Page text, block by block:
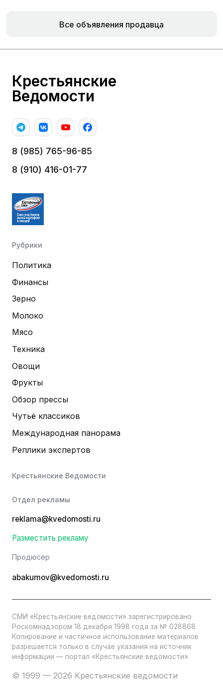
Все объявления продавца
Крестьянские
Ведомости
8 (985) 765-96-85
8 (910) 416-01-77
Рубрики
Политика
Финансы
Зерно
Молоко
Мясо
Техника
Овощи
Фрукты
Обзор прессы
Чутьё классиков
Международная панорама
Реплики экспертов
Крестьянские Ведомости
Отдел рекламы
reklama@kvedomosti.ru
Разместить рекламу
Продюсер
abakumov@kvedomosti.ru
СМИ «Крестьянские ведомости» зарегистрировано
Роскомнадзором 18 декабря 1998 года за № 028868
Копирование и частичное использование материалов
разрешается только в случае указания на источник
информации — портал «Крестьянские ведомости».
© 1999 — 2026 Крестьянские ведомости